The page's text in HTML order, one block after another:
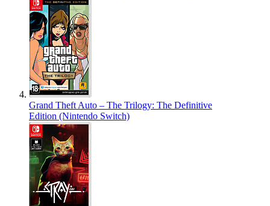
Grand Theft Auto – The Trilogy: The Definitive
Edition (Nintendo Switch)